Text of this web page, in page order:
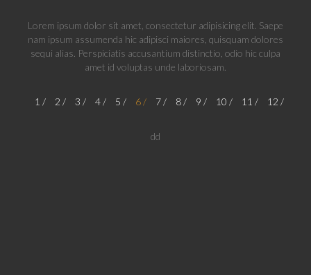
Lorem ipsum dolor sit amet, consectetur adipisicing elit. Saepe
nam ipsum assumenda hic adipisci maiores, quisquam dolores
sequi alias. Perspiciatis accusantium distinctio, odio hic culpa
amet id voluptas unde laboriosam.
1 2 3 4 5 6 7 8 9 10 11 12
dd